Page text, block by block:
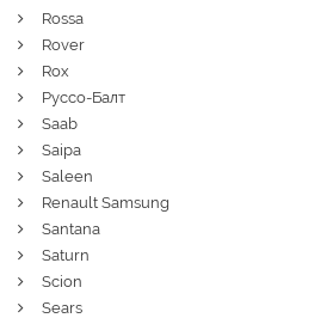
Rossa
Rover
Rox
Руссо-Балт
Saab
Saipa
Saleen
Renault Samsung
Santana
Saturn
Scion
Sears